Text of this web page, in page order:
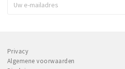
Privacy
Algemene voorwaarden